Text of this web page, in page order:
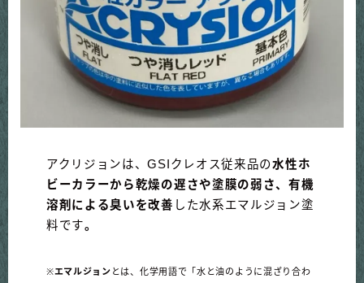
アクリジョンは、GSIクレオス従来品の水性ホ
ビーカラーから乾燥の遅さや塗膜の弱さ、有機
溶剤による臭いを改善 した水系エマルジョン塗
料です。
※エマルジョン とは、化学用語で「水と油のように混ざり合わ